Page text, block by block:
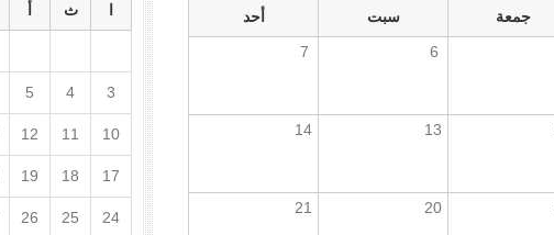
جمعة سبت
أحد
6
7
13
14
20
21
ث
3
4
5
10
11
12
17
18
19
24
25
26